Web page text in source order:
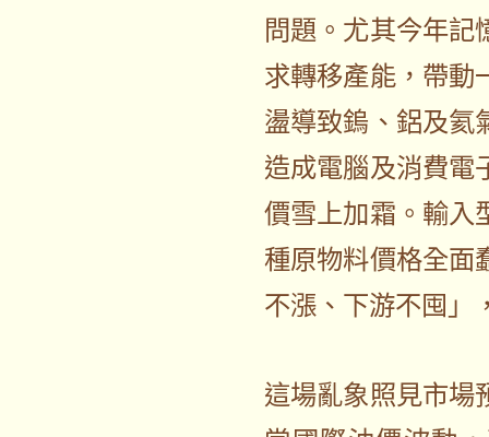
問題。尤其今年記
求轉移產能，帶動
盪導致鎢、鋁及氦
造成電腦及消費電
價雪上加霜。輸入
種原物料價格全面
不漲、下游不囤」
這場亂象照見市場